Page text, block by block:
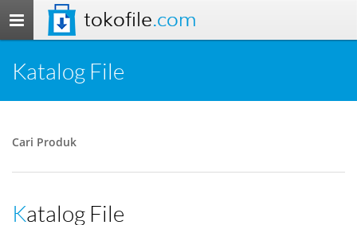
Toggle
navigation
tokofile.com
Katalog File
Cari Produk
Katalog File